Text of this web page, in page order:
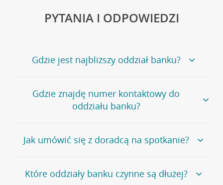
PYTANIA I ODPOWIEDZI
Gdzie jest najbliższy oddział banku?
Jeśli szukasz oddziału naszego banku, zapraszamy na
stronęPlacówki i bankomaty, na której znajduje się
wygodna wyszukiwarka.
oddziałów
Gdzie znajdę numer kontaktowy do
oddziału banku?
Bank Credit Agricole nie udostępnia ogólnego numeru
telefonu do placówki bankowej.
umówienia się z doradcą w placówce bankowej .
Jak umówić się z doradcą na spotkanie?
Jeśli jesteś już naszym
klientemmożeszsamodzielnieumówić się na spotkanie z
Które oddziały banku czynne są dłużej?